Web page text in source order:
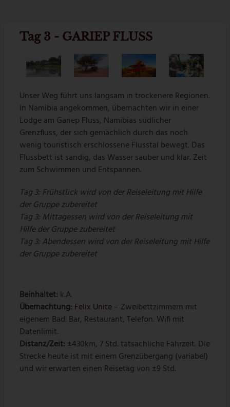
Tag 3 - GARIEP FLUSS
Unser Weg führt uns langsam in trockenere Regionen.
In Namibia angekommen, übernachten wir in einer
Lodge am Gariep Fluss, Namibias südlicher
Grenzfluss, der sich gemächlich durch das noch
wenig touristisch erschlossene Flusstal bewegt. Das
Flussbett ist sandig, das Wasser sauber und klar. Zeit
zum Schwimmen und Entspannen.
Tag 3: Frühstück wird von der Reiseleitung mit Hilfe
der Gruppe zubereitet
Tag 3: Mittagessen wird von der Reiseleitung mit
Hilfe der Gruppe zubereitet
Tag 3: Abendessen wird von der Reiseleitung mit Hilfe
der Gruppe zubereitet
Beinhaltet: k.A.
Übernachtung: Felix Unite– Zweibettzimmern mit
eigenem Bad. Bar, Restaurant, Telefon. Wifi mit
Datenlimit.
Distanz/Zeit: ±430km, 7 Std. tatsächliche Fahrzeit. Die
Strecke heute ist mit einem Grenzübergang (variabel)
und wir erwarten einen Reisetag von ±9 Std.